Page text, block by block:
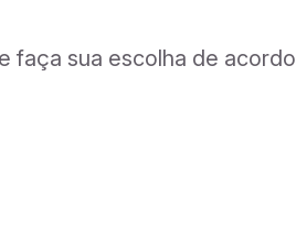
faça sua escolha de acordo